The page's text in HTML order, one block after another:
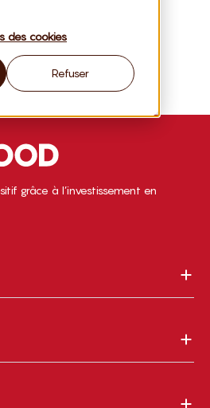
des cookies
Refuser
grâce à l’investissement en